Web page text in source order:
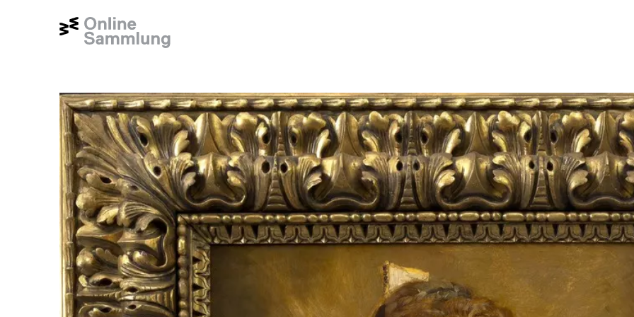
Größeres Bild zeigen